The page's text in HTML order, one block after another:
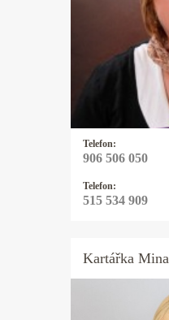
Telefon:
906 506 050
Telefon:
515 534 909
výklady,
narození.
svůj
odvahu,
a
Kartářka Mina